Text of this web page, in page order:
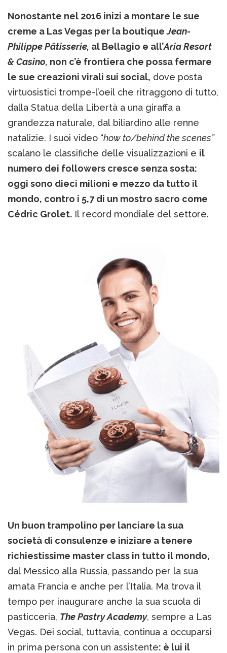
Nonostante nel 2016 inizi a montare le sue
creme a Las Vegas per la boutiqueJean-
Philippe Pâtisserie, al Bellagio e all’Aria Resort
& Casino, non c’è frontiera che possa fermare
le sue creazioni virali sui social, dove posta
virtuosistici trompe-l’oeil che ritraggono di tutto,
dalla Statua della Libertà a una giraffa a
grandezza naturale, dal biliardino alle renne
natalizie. I suoi video “how to/behind the scenes”
scalano le classifiche delle visualizzazioni e il
numero dei followers cresce senza sosta:
oggi sono dieci milioni e mezzo da tutto il
mondo, contro i 5,7 di un mostro sacro come
Cédric Grolet. Il record mondiale del settore.
Un buon trampolino per lanciare la sua
società di consulenze e iniziare a tenere
richiestissime master class in tutto il mondo,
dal Messico alla Russia, passando per la sua
amata Francia e anche per l’Italia. Ma trova il
tempo per inaugurare anche la sua scuola di
pasticceria, The Pastry Academy, sempre a Las
Vegas. Dei social, tuttavia, continua a occuparsi
in prima persona con un assistente: è lui il